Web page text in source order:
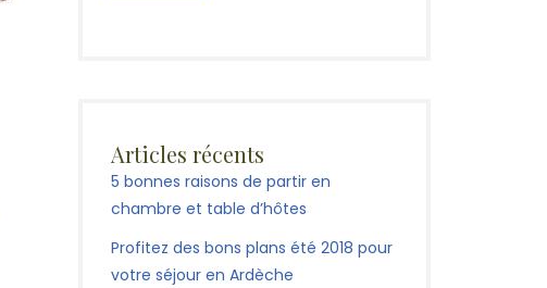
Articles récents
5 bonnes raisons de partir en
chambre et table d’hôtes
Profitez des bons plans été 2018 pour
votre séjour en Ardèche